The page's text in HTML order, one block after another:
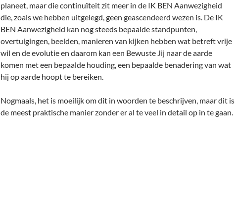
planeet, maar die continuïteit zit meer in de IK BEN Aanwezigheid
die, zoals we hebben uitgelegd, geen geascendeerd wezen is. De IK
BEN Aanwezigheid kan nog steeds bepaalde standpunten,
overtuigingen, beelden, manieren van kijken hebben wat betreft vrije
wil en de evolutie en daarom kan een Bewuste Jij naar de aarde
komen met een bepaalde houding, een bepaalde benadering van wat
hij op aarde hoopt te bereiken.
Nogmaals, het is moeilijk om dit in woorden te beschrijven, maar dit is
de meest praktische manier zonder er al te veel in detail op in te gaan.